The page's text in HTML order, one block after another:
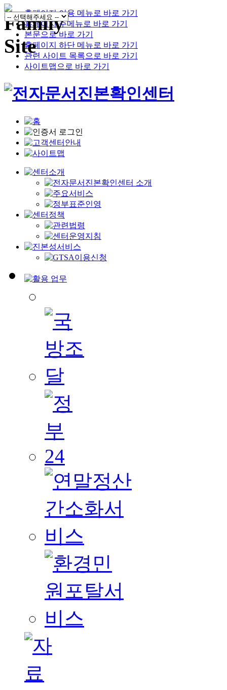
홈페이지 이용 메뉴로 바로 가기
홈페이지 주메뉴로 바로 가기
본문으로 바로 가기
홈페이지 하단 메뉴로 바로 가기
관련 사이트 목록으로 바로 가기
사이트맵으로 바로 가기